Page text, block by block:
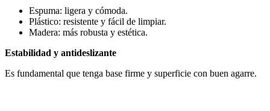
Espuma: ligera y cómoda.
Plástico: resistente y fácil de limpiar.
Madera: más robusta y estética.
Estabilidad y antideslizante
Es fundamental que tenga base firme y superficie con buen agarre.